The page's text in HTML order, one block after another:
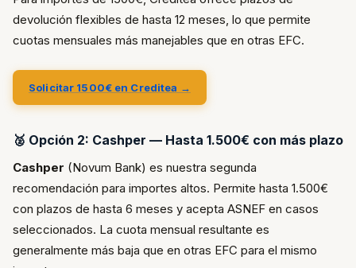
devolución flexibles de hasta 12 meses, lo que permite
cuotas mensuales más manejables que en otras EFC.
Solicitar 1500€ en Creditea →
🥈 Opción 2: Cashper — Hasta 1.500€ con más plazo
Cashper (Novum Bank) es nuestra segunda
recomendación para importes altos. Permite hasta 1.500€
con plazos de hasta 6 meses y acepta ASNEF en casos
seleccionados. La cuota mensual resultante es
generalmente más baja que en otras EFC para el mismo